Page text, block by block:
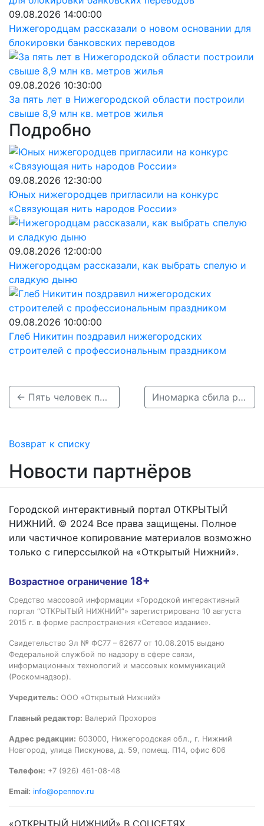
09.08.2026 14:00:00
Нижегородцам рассказали о новом основании для
блокировки банковских переводов
09.08.2026 10:30:00
За пять лет в Нижегородской области построили
свыше 8,9 млн кв. метров жилья
Подробно
09.08.2026 12:30:00
Юных нижегородцев пригласили на конкурс
«Связующая нить народов России»
09.08.2026 12:00:00
Нижегородцам рассказали, как выбрать спелую и
сладкую дыню
09.08.2026 10:00:00
Глеб Никитин поздравил нижегородских
строителей с профессиональным праздником
← Пять человек пострадали в ночном ДТП в Нижнем Новгороде Иномарка сбила ребенка на пешеходном переходе в Сарове →
Возврат к списку
Новости партнёров
Городской интерактивный портал ОТКРЫТЫЙ
НИЖНИЙ. © 2024 Все права защищены. Полное
или частичное копирование материалов возможно
только с гиперссылкой на «Открытый Нижний».
Возрастное ограничение 18+
Средство массовой информации «Городской интерактивный
портал “ОТКРЫТЫЙ НИЖНИЙ”» зарегистрировано 10 августа
2015 г. в форме распространения «Сетевое издание».
Свидетельство Эл № ФС77 – 62677 от 10.08.2015 выдано
Федеральной службой по надзору в сфере связи,
информационных технологий и массовых коммуникаций
(Роскомнадзор).
Учредитель: ООО «Открытый Нижний»
Главный редактор: Валерий Прохоров
Адрес редакции: 603000, Нижегородская обл., г. Нижний
Новгород, улица Пискунова, д. 59, помещ. П14, офис 606
Телефон: +7 (926) 461-08-48
Email: info@opennov.ru
«ОТКРЫТЫЙ НИЖНИЙ» В СОЦСЕТЯХ